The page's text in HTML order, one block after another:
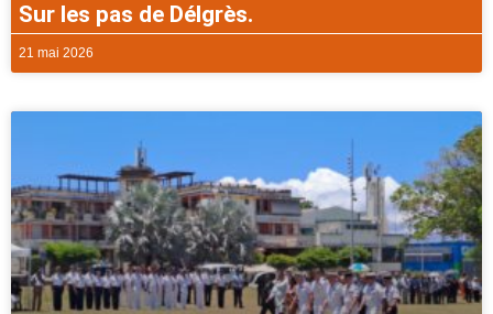
Sur les pas de Délgrès.
21 mai 2026